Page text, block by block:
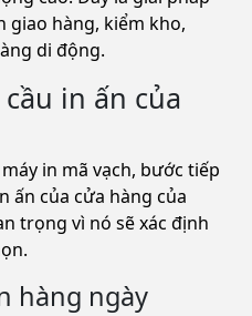
giao hàng, kiểm kho,
di động.
in ấn của
in mã vạch, bước tiếp
ấn của cửa hàng của
trọng vì nó sẽ xác định
hàng ngày